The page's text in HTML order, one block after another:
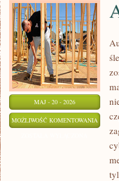
MAJ - 20 - 2026
MOŻLIWOŚĆ KOMENTOWANIA